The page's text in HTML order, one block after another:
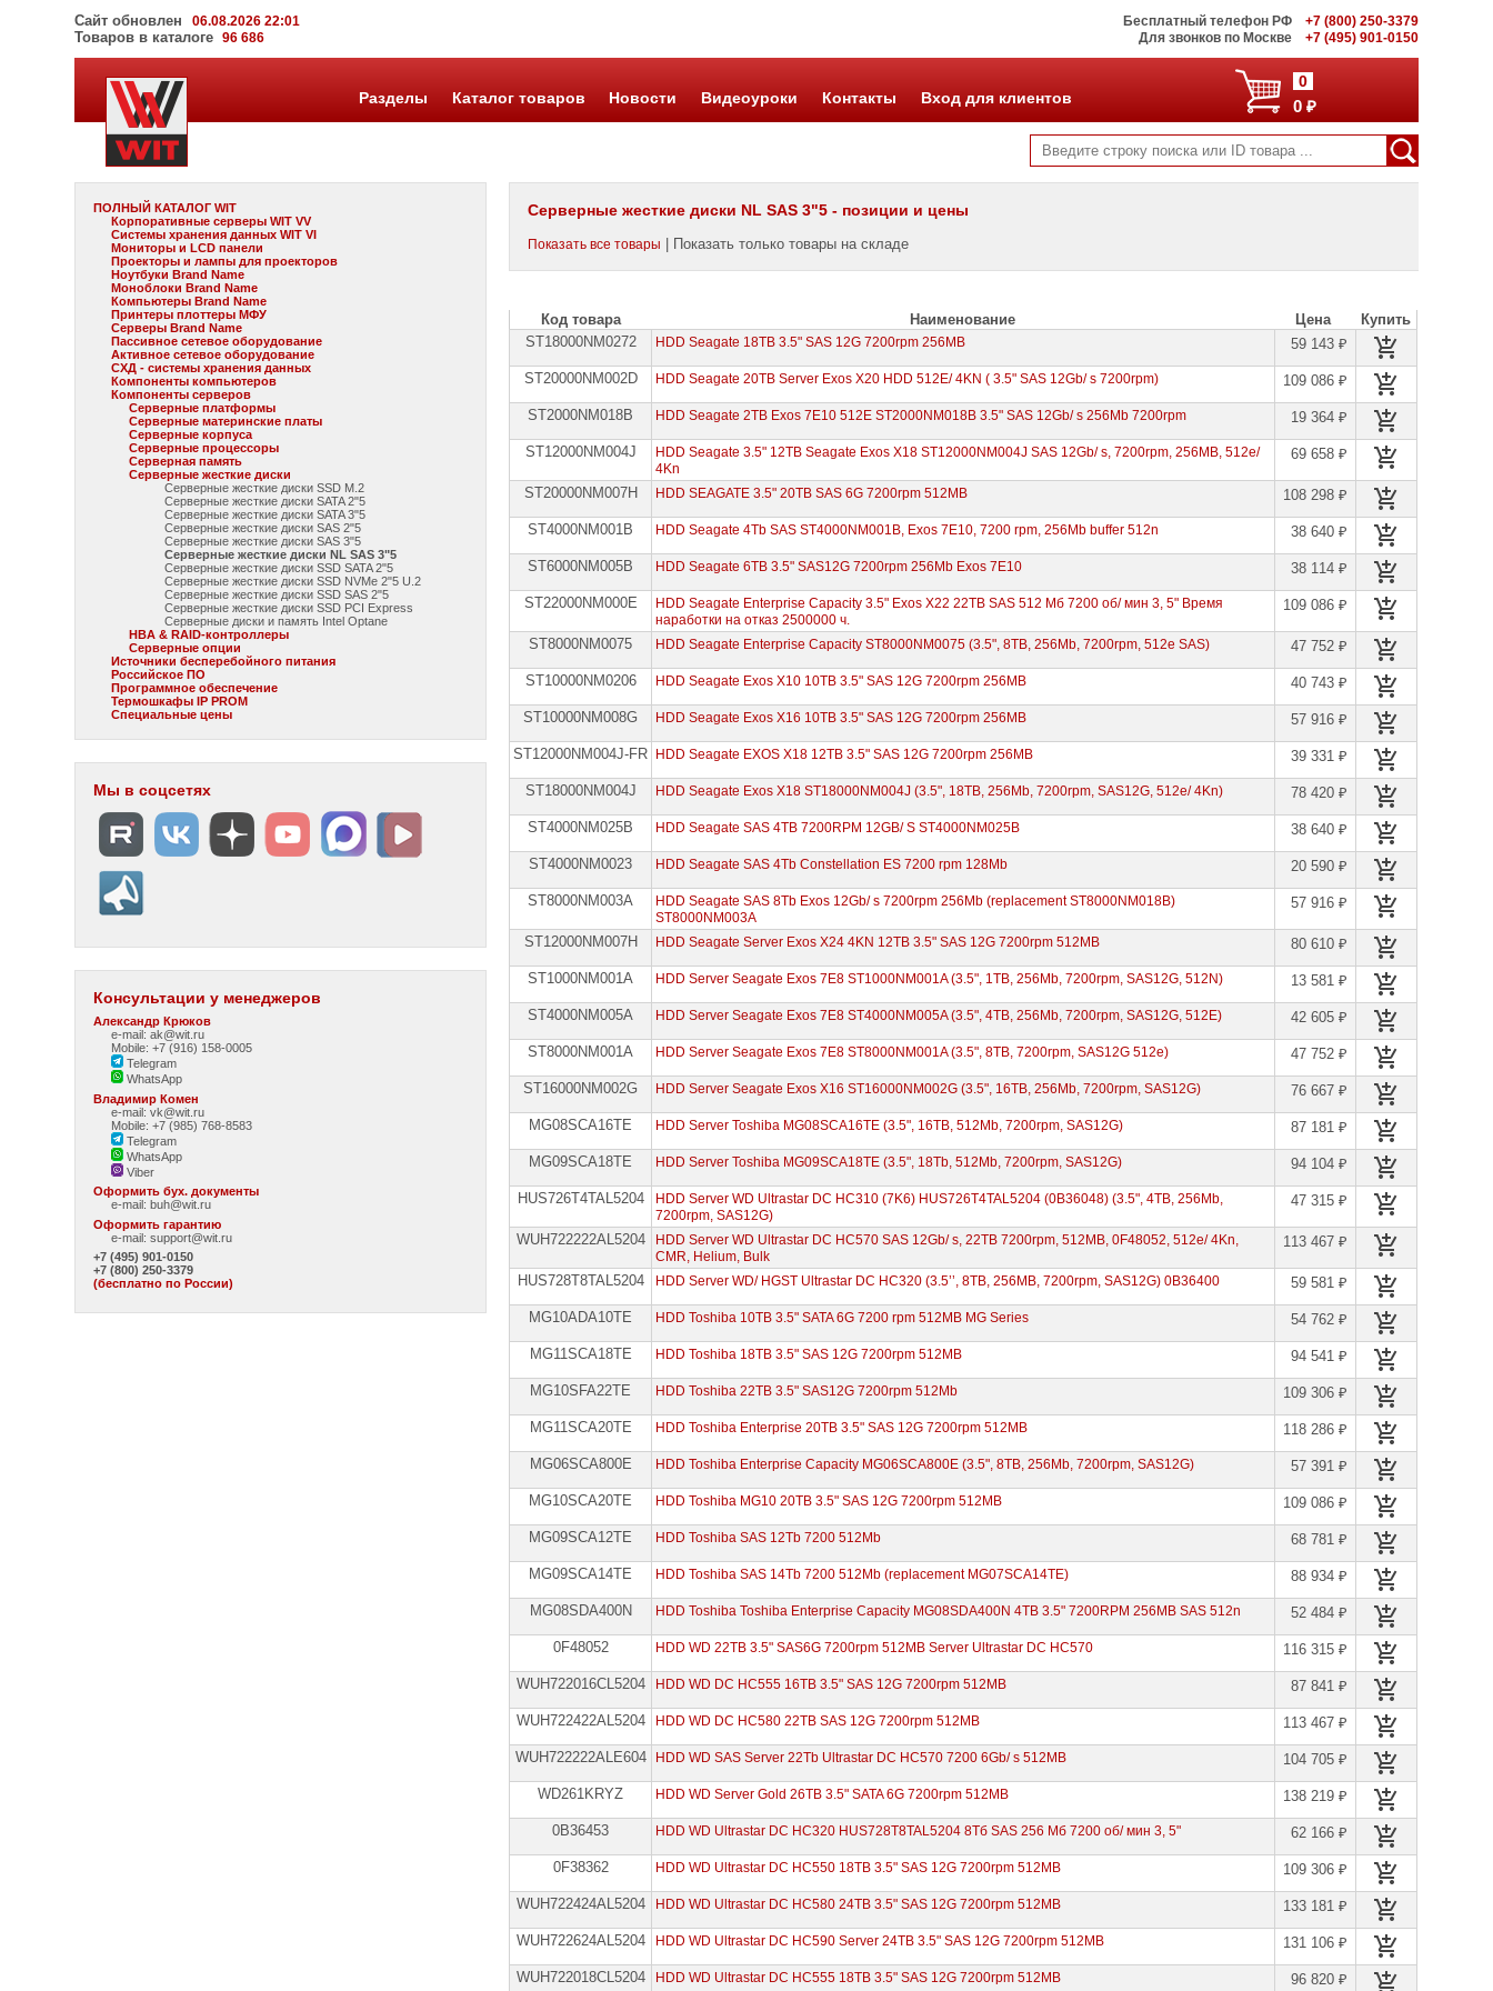
Сайт обновлен 06.08.2026 22:01
Товаров в каталоге96 686
Бесплатный телефон РФ
+7 (800) 250-3379
Для звонков по Москве
+7 (495) 901-0150
0
0 ₽
Разделы Каталог товаров Новости Видеоуроки Контакты Вход для клиентов
ПОЛНЫЙ КАТАЛОГ WIT
Корпоративные серверы WIT VV
Системы хранения данных WIT VI
Мониторы и LCD панели
Проекторы и лампы для проекторов
Ноутбуки Brand Name
Моноблоки Brand Name
Компьютеры Brand Name
Принтеры плоттеры МФУ
Серверы Brand Name
Пассивное сетевое оборудование
Активное сетевое оборудование
СХД - системы хранения данных
Компоненты компьютеров
Компоненты серверов
Серверные платформы
Серверные материнские платы
Серверные корпуса
Серверные процессоры
Серверная память
Серверные жесткие диски
Серверные жесткие диски SSD M.2
Серверные жесткие диски SATA 2"5
Серверные жесткие диски SATA 3"5
Серверные жесткие диски SAS 2"5
Серверные жесткие диски SAS 3"5
Серверные жесткие диски NL SAS 3"5
Серверные жесткие диски SSD SATA 2"5
Серверные жесткие диски SSD NVMe 2"5 U.2
Серверные жесткие диски SSD SAS 2"5
Серверные жесткие диски SSD PCI Express
Серверные диски и память Intel Optane
HBA & RAID-контроллеры
Серверные опции
Источники бесперебойного питания
Российское ПО
Программное обеспечение
Термошкафы IP PROM
Специальные цены
Мы в соцсетях
Консультации у менеджеров
Александр Крюков
e-mail: ak@wit.ru
Mobile: +7 (916) 158-0005
Telegram
WhatsApp
Владимир Комен
e-mail: vk@wit.ru
Mobile: +7 (985) 768-8583
Telegram
WhatsApp
Viber
Оформить бух. документы
e-mail:buh@wit.ru
Оформить гарантию
e-mail:support@wit.ru
+7 (495) 901-0150
+7 (800) 250-3379
(бесплатно по России)
Серверные жесткие диски NL SAS 3"5 - позиции и цены
Показать все товары | Показать только товары на складе
Код товара Наименование Цена
Купить
ST18000NM0272
HDD Seagate 18TB 3.5" SAS 12G 7200rpm 256MB 59 143 ₽
ST20000NM002D HDD Seagate 20TB Server Exos X20 HDD 512E/ 4KN ( 3.5" SAS 12Gb/ s 7200rpm) 109 086 ₽
ST2000NM018B HDD Seagate 2TB Exos 7E10 512E ST2000NM018B 3.5" SAS 12Gb/ s 256Mb 7200rpm 19 364 ₽
ST12000NM004J
HDD Seagate 3.5" 12TB Seagate Exos X18 ST12000NM004J SAS 12Gb/ s, 7200rpm, 256MB, 512e/
4Kn
69 658 ₽
ST20000NM007H HDD SEAGATE 3.5" 20TB SAS 6G 7200rpm 512MB 108 298 ₽
ST4000NM001B HDD Seagate 4Tb SAS ST4000NM001B, Exos 7E10, 7200 rpm, 256Mb buffer 512n 38 640 ₽
ST6000NM005B HDD Seagate 6TB 3.5" SAS12G 7200rpm 256Mb Exos 7E10 38 114 ₽
ST22000NM000E
HDD Seagate Enterprise Capacity 3.5" Exos X22 22TB SAS 512 Мб 7200 об/ мин 3, 5" Время
наработки на отказ 2500000 ч.
109 086 ₽
ST8000NM0075 HDD Seagate Enterprise Capacity ST8000NM0075 (3.5", 8TB, 256Mb, 7200rpm, 512e SAS) 47 752 ₽
ST10000NM0206 HDD Seagate Exos X10 10TB 3.5" SAS 12G 7200rpm 256MB 40 743 ₽
ST10000NM008G HDD Seagate Exos X16 10TB 3.5" SAS 12G 7200rpm 256MB 57 916 ₽
ST12000NM004J-FR HDD Seagate EXOS X18 12TB 3.5" SAS 12G 7200rpm 256MB 39 331 ₽
ST18000NM004J HDD Seagate Exos X18 ST18000NM004J (3.5", 18TB, 256Mb, 7200rpm, SAS12G, 512e/ 4Kn) 78 420 ₽
ST4000NM025B HDD Seagate SAS 4TB 7200RPM 12GB/ S ST4000NM025B 38 640 ₽
ST4000NM0023 HDD Seagate SAS 4Tb Constellation ES 7200 rpm 128Mb 20 590 ₽
ST8000NM003A
HDD Seagate SAS 8Tb Exos 12Gb/ s 7200rpm 256Mb (replacement ST8000NM018B)
ST8000NM003A
57 916 ₽
ST12000NM007H HDD Seagate Server Exos X24 4KN 12TB 3.5" SAS 12G 7200rpm 512MB 80 610 ₽
ST1000NM001A HDD Server Seagate Exos 7E8 ST1000NM001A (3.5", 1TB, 256Mb, 7200rpm, SAS12G, 512N) 13 581 ₽
ST4000NM005A HDD Server Seagate Exos 7E8 ST4000NM005A (3.5", 4TB, 256Mb, 7200rpm, SAS12G, 512E) 42 605 ₽
ST8000NM001A HDD Server Seagate Exos 7E8 ST8000NM001A (3.5", 8TB, 7200rpm, SAS12G 512e) 47 752 ₽
ST16000NM002G HDD Server Seagate Exos X16 ST16000NM002G (3.5", 16TB, 256Mb, 7200rpm, SAS12G) 76 667 ₽
MG08SCA16TE HDD Server Toshiba MG08SCA16TE (3.5", 16TB, 512Mb, 7200rpm, SAS12G) 87 181 ₽
MG09SCA18TE HDD Server Toshiba MG09SCA18TE (3.5", 18Tb, 512Mb, 7200rpm, SAS12G) 94 104 ₽
HUS726T4TAL5204
HDD Server WD Ultrastar DC HC310 (7K6) HUS726T4TAL5204 (0B36048) (3.5", 4TB, 256Mb,
7200rpm, SAS12G)
47 315 ₽
WUH722222AL5204
HDD Server WD Ultrastar DC HC570 SAS 12Gb/ s, 22TB 7200rpm, 512MB, 0F48052, 512e/ 4Kn,
CMR, Helium, Bulk
113 467 ₽
HUS728T8TAL5204 HDD Server WD/ HGST Ultrastar DC HC320 (3.5’’, 8TB, 256MB, 7200rpm, SAS12G) 0B36400 59 581 ₽
MG10ADA10TE HDD Toshiba 10TB 3.5" SATA 6G 7200 rpm 512MB MG Series 54 762 ₽
MG11SCA18TE HDD Toshiba 18TB 3.5" SAS 12G 7200rpm 512MB 94 541 ₽
MG10SFA22TE HDD Toshiba 22TB 3.5" SAS12G 7200rpm 512Mb 109 306 ₽
MG11SCA20TE HDD Toshiba Enterprise 20TB 3.5" SAS 12G 7200rpm 512MB 118 286 ₽
MG06SCA800E HDD Toshiba Enterprise Capacity MG06SCA800E (3.5", 8TB, 256Mb, 7200rpm, SAS12G) 57 391 ₽
MG10SCA20TE HDD Toshiba MG10 20TB 3.5" SAS 12G 7200rpm 512MB 109 086 ₽
MG09SCA12TE HDD Toshiba SAS 12Tb 7200 512Mb 68 781 ₽
MG09SCA14TE HDD Toshiba SAS 14Tb 7200 512Mb (replacement MG07SCA14TE) 88 934 ₽
MG08SDA400N HDD Toshiba Toshiba Enterprise Capacity MG08SDA400N 4TB 3.5" 7200RPM 256MB SAS 512n 52 484 ₽
0F48052 HDD WD 22TB 3.5" SAS6G 7200rpm 512MB Server Ultrastar DC HC570 116 315 ₽
WUH722016CL5204 HDD WD DC HC555 16TB 3.5" SAS 12G 7200rpm 512MB 87 841 ₽
WUH722422AL5204 HDD WD DC HC580 22TB SAS 12G 7200rpm 512MB 113 467 ₽
WUH722222ALE604 HDD WD SAS Server 22Tb Ultrastar DC HC570 7200 6Gb/ s 512MB 104 705 ₽
WD261KRYZ HDD WD Server Gold 26TB 3.5" SATA 6G 7200rpm 512MB 138 219 ₽
0B36453 HDD WD Ultrastar DC HC320 HUS728T8TAL5204 8Тб SAS 256 Мб 7200 об/ мин 3, 5" 62 166 ₽
0F38362 HDD WD Ultrastar DC HC550 18TB 3.5" SAS 12G 7200rpm 512MB 109 306 ₽
WUH722424AL5204 HDD WD Ultrastar DC HC580 24TB 3.5" SAS 12G 7200rpm 512MB 133 181 ₽
WUH722624AL5204 HDD WD Ultrastar DC HC590 Server 24TB 3.5" SAS 12G 7200rpm 512MB 131 106 ₽
WUH722018CL5204 HDD WD Ultrastar DC HС555 18TB 3.5" SAS 12G 7200rpm 512MB 96 820 ₽